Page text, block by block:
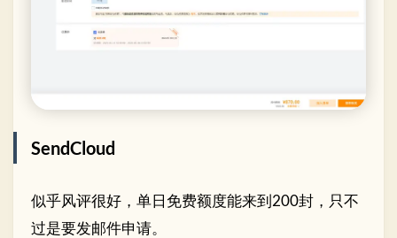
SendCloud
似乎风评很好，单日免费额度能来到200封，只不
过是要发邮件申请。